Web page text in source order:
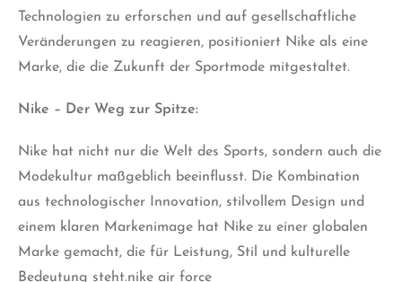
Technologien zu erforschen und auf gesellschaftliche
Veränderungen zu reagieren, positioniert Nike als eine
Marke, die die Zukunft der Sportmode mitgestaltet.
Nike – Der Weg zur Spitze:
Nike hat nicht nur die Welt des Sports, sondern auch die
Modekultur maßgeblich beeinflusst. Die Kombination
aus technologischer Innovation, stilvollem Design und
einem klaren Markenimage hat Nike zu einer globalen
Marke gemacht, die für Leistung, Stil und kulturelle
Bedeutung steht.nike air force